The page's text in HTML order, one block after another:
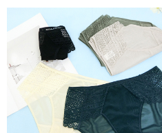
発生した場合は、システムの評価基準
内容についての説明はいたしかねます。
【支払い方法の説明】
1. 分割払いの金額は電信請求書に統
締め日後に支払いリマインダーのSMS
2. SMSのリンクを通じて請求書を開
大直営店舗／銀行振込／街口支払い／
支払いを選択できます。
の場合は、AFTEE アプリプッシュ通
5.商品受け取り時のお支払いは不要で
はアプリの通知に従って、4大コンビ
グでお支払いください。
代金納付期限は最短で 14 日以内です
リをダウンロードして AFTEE 会員に
まで延長できます。
お支払期限は、ショップが請求した期
代金引換
配送方法
全家取貨付款
配送毎にNT$80、NT$499以上で送
付款後全家取貨
配送毎にNT$80、NT$499以上で送